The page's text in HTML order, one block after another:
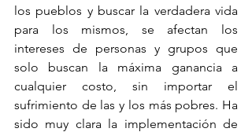
los pueblos y buscar la verdadera vida
para los mismos, se afectan los
intereses de personas y grupos que
solo buscan la máxima ganancia a
cualquier costo, sin importar el
sufrimiento de las y los más pobres. Ha
sido muy clara la implementación de